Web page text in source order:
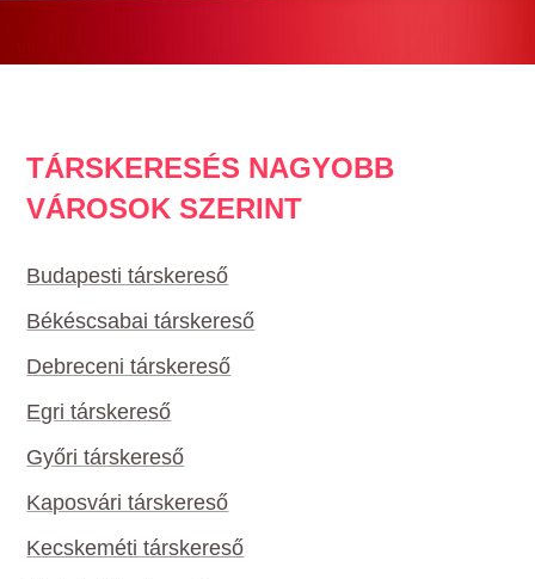
TÁRSKERESÉS NAGYOBB
VÁROSOK SZERINT
Budapesti társkereső
Békéscsabai társkereső
Debreceni társkereső
Egri társkereső
Győri társkereső
Kaposvári társkereső
Kecskeméti társkereső